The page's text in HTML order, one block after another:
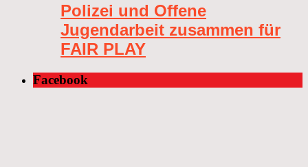
Polizei und Offene
Jugendarbeit zusammen für
FAIR PLAY
Facebook